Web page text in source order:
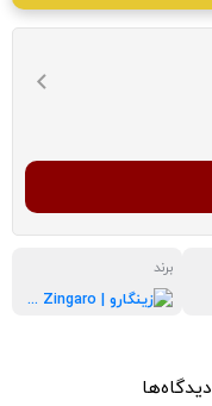
برند
زینگارو | Zingaro
دیدگاه‌ها